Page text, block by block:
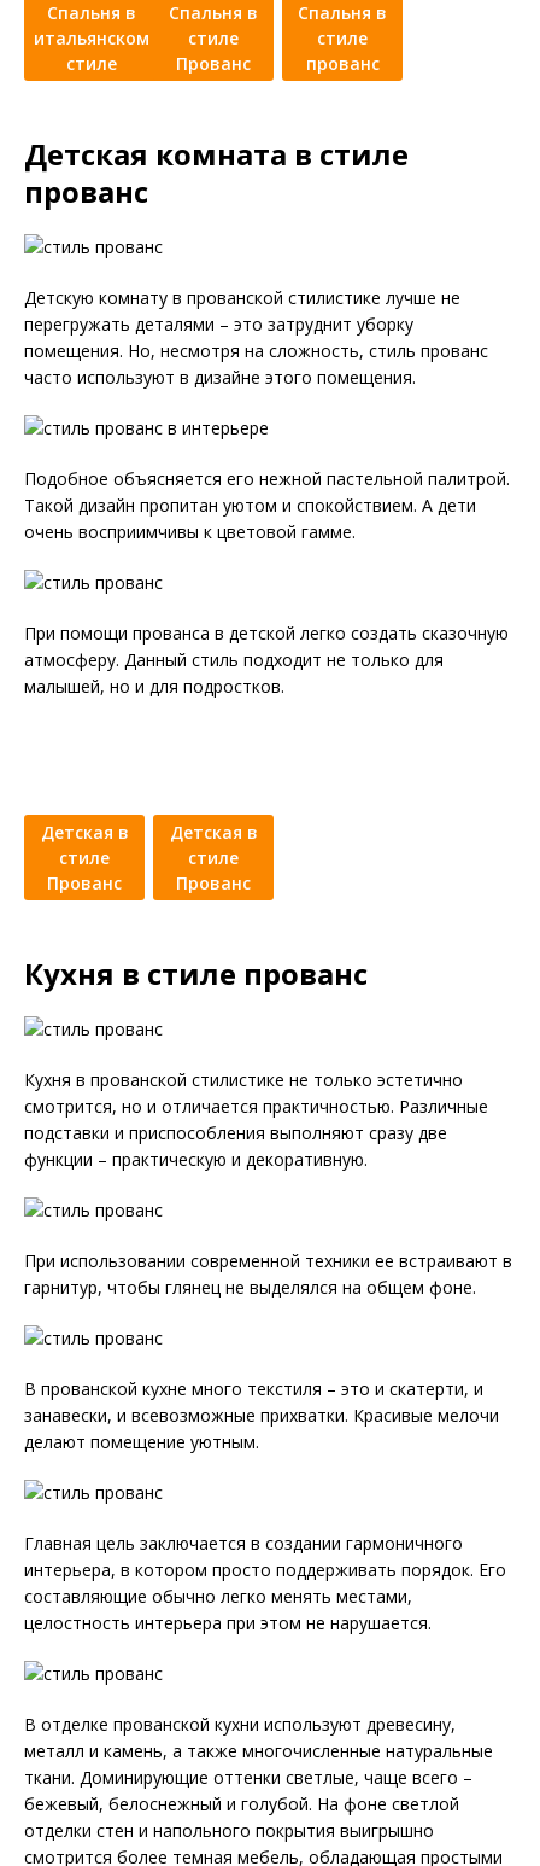
Спальня в
итальянском
стиле
Спальня в
стиле
Прованс
Спальня в
стиле
прованс
Детская комната в стиле
прованс
Детскую комнату в прованской стилистике лучше не
перегружать деталями – это затруднит уборку
помещения. Но, несмотря на сложность, стиль прованс
часто используют в дизайне этого помещения.
Подобное объясняется его нежной пастельной палитрой.
Такой дизайн пропитан уютом и спокойствием. А дети
очень восприимчивы к цветовой гамме.
При помощи прованса в детской легко создать сказочную
атмосферу. Данный стиль подходит не только для
малышей, но и для подростков.
Детская в
стиле
Прованс
Детская в
стиле
Прованс
Кухня в стиле прованс
Кухня в прованской стилистике не только эстетично
смотрится, но и отличается практичностью. Различные
подставки и приспособления выполняют сразу две
функции – практическую и декоративную.
При использовании современной техники ее встраивают в
гарнитур, чтобы глянец не выделялся на общем фоне.
В прованской кухне много текстиля – это и скатерти, и
занавески, и всевозможные прихватки. Красивые мелочи
делают помещение уютным.
Главная цель заключается в создании гармоничного
интерьера, в котором просто поддерживать порядок. Его
составляющие обычно легко менять местами,
целостность интерьера при этом не нарушается.
В отделке прованской кухни используют древесину,
металл и камень, а также многочисленные натуральные
ткани. Доминирующие оттенки светлые, чаще всего –
бежевый, белоснежный и голубой. На фоне светлой
отделки стен и напольного покрытия выигрышно
смотрится более темная мебель, обладающая простыми